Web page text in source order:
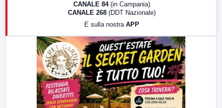
LabNews (replica)
CANALE 84 (in Campania)
CANALE 268 (DDT Nazionale)
E sulla nostra APP